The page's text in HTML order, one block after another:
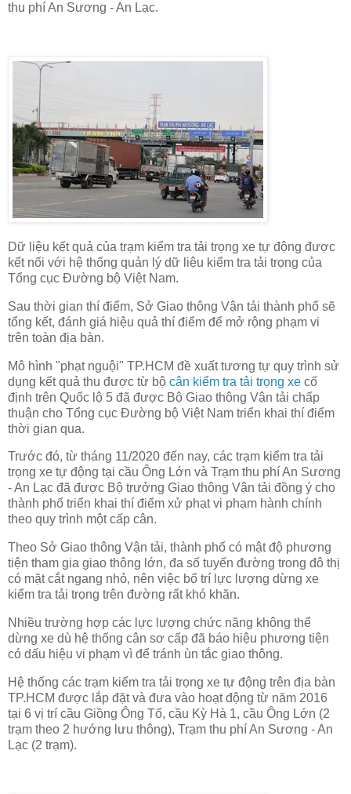
thu phí An Sương - An Lạc.
Dữ liệu kết quả của trạm kiểm tra tải trọng xe tự động được
kết nối với hệ thống quản lý dữ liệu kiểm tra tải trọng của
Tổng cục Đường bộ Việt Nam.
Sau thời gian thí điểm, Sở Giao thông Vận tải thành phố sẽ
tổng kết, đánh giá hiệu quả thí điểm để mở rộng phạm vi
trên toàn địa bàn.
Mô hình "phạt nguội" TP.HCM đề xuất tương tự quy trình sử
dụng kết quả thu được từ bộ cân kiểm tra tải trọng xe cố
định trên Quốc lộ 5 đã được Bộ Giao thông Vận tải chấp
thuận cho Tổng cục Đường bộ Việt Nam triển khai thí điểm
thời gian qua.
Trước đó, từ tháng 11/2020 đến nay, các trạm kiểm tra tải
trọng xe tự động tại cầu Ông Lớn và Trạm thu phí An Sương
- An Lạc đã được Bộ trưởng Giao thông Vận tải đồng ý cho
thành phố triển khai thí điểm xử phạt vi phạm hành chính
theo quy trình một cấp cân.
Theo Sở Giao thông Vận tải, thành phố có mật độ phương
tiện tham gia giao thông lớn, đa số tuyến đường trong đô thị
có mặt cắt ngang nhỏ, nên việc bố trí lực lượng dừng xe
kiểm tra tải trọng trên đường rất khó khăn.
Nhiều trường hợp các lực lượng chức năng không thể
dừng xe dù hệ thống cân sơ cấp đã báo hiệu phương tiện
có dấu hiệu vi phạm vì để tránh ùn tắc giao thông.
Hệ thống các trạm kiểm tra tải trọng xe tự động trên địa bàn
TP.HCM được lắp đặt và đưa vào hoạt động từ năm 2016
tại 6 vị trí cầu Giồng Ông Tố, cầu Kỳ Hà 1, cầu Ông Lớn (2
trạm theo 2 hướng lưu thông), Trạm thu phí An Sương - An
Lạc (2 trạm).